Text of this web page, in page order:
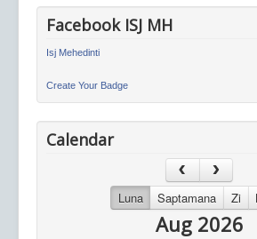
Facebook ISJ MH
Isj Mehedinti
Create Your Badge
Calendar
Luna Saptamana Zi
Aug 2026